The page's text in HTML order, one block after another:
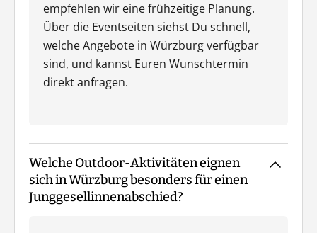
empfehlen wir eine frühzeitige Planung.
Über die Eventseiten siehst Du schnell,
welche Angebote in Würzburg verfügbar
sind, und kannst Euren Wunschtermin
direkt anfragen.
Welche Outdoor-Aktivitäten eignen
sich in Würzburg besonders für einen
Junggesellinnenabschied?